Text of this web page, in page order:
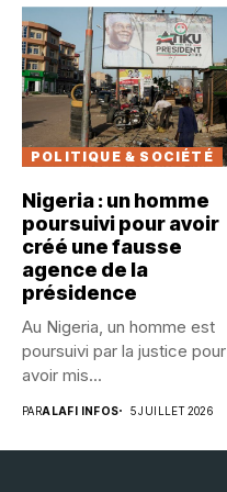
POLITIQUE & SOCIÉTÉ
Nigeria : un homme
poursuivi pour avoir
créé une fausse
agence de la
présidence
Au Nigeria, un homme est
poursuivi par la justice pour
avoir mis...
PARALAFI INFOS 5 JUILLET 2026